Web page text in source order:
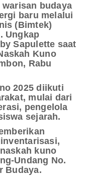
budaya
baru melalui
(Bimtek)
Ungkap
Sapulette saat
Kuno
Rabu
2025 diikuti
mulai dari
pengelola
sejarah.
kuno
Undang No.
Budaya.